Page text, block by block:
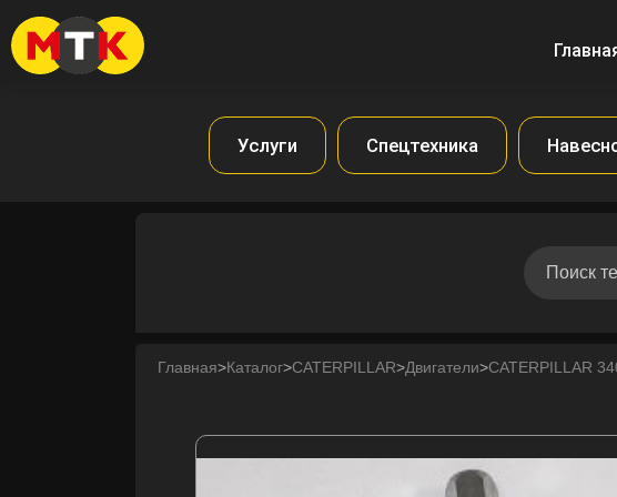
Услуги Спецтехника
Главная>Каталог>CATERPILLAR>Двигатели>CATERPILLAR